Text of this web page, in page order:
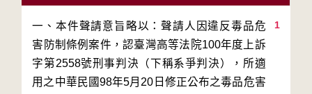
1
一、本件聲請意旨略以：聲請人因違反毒品危
害防制條例案件，認臺灣高等法院100年度上訴
字第2558號刑事判決（下稱系爭判決），所適
用之中華民國98年5月20日修正公布之毒品危害